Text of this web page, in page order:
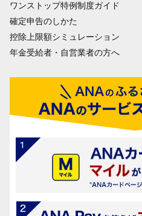
ワンストップ特例制度ガイド
確定申告のしかた
控除上限額シミュレーション
年金受給者・自営業者の方へ